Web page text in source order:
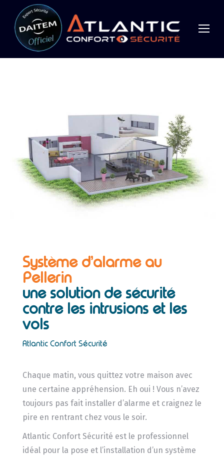
Système d’alarme au
Pellerin
une solution de sécurité
contre les intrusions et les
vols
Atlantic Confort Sécurité
Chaque matin, vous quittez votre maison avec
une certaine appréhension. Eh oui ! Vous n’avez
toujours pas fait installer d’alarme et craignez le
pire en rentrant chez vous le soir.
Atlantic Confort Sécurité est le professionnel
idéal pour la pose et l’installation d’un système